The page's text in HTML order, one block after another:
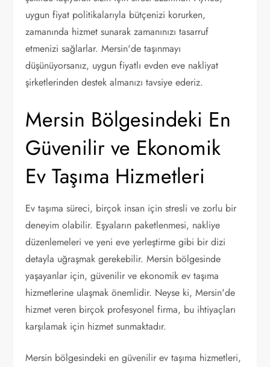
uygun fiyat politikalarıyla bütçenizi korurken,
zamanında hizmet sunarak zamanınızı tasarruf
etmenizi sağlarlar. Mersin'de taşınmayı
düşünüyorsanız, uygun fiyatlı evden eve nakliyat
şirketlerinden destek almanızı tavsiye ederiz.
Mersin Bölgesindeki En
Güvenilir ve Ekonomik
Ev Taşıma Hizmetleri
Ev taşıma süreci, birçok insan için stresli ve zorlu bir
deneyim olabilir. Eşyaların paketlenmesi, nakliye
düzenlemeleri ve yeni eve yerleştirme gibi bir dizi
detayla uğraşmak gerekebilir. Mersin bölgesinde
yaşayanlar için, güvenilir ve ekonomik ev taşıma
hizmetlerine ulaşmak önemlidir. Neyse ki, Mersin'de
hizmet veren birçok profesyonel firma, bu ihtiyaçları
karşılamak için hizmet sunmaktadır.
Mersin bölgesindeki en güvenilir ev taşıma hizmetleri,